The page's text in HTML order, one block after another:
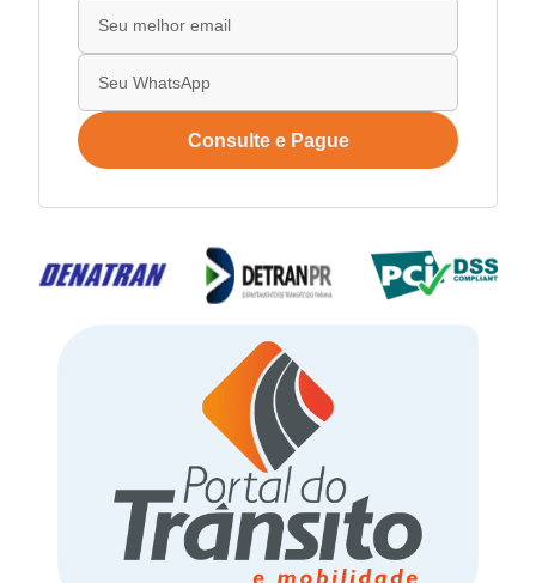
Consulte e Pague